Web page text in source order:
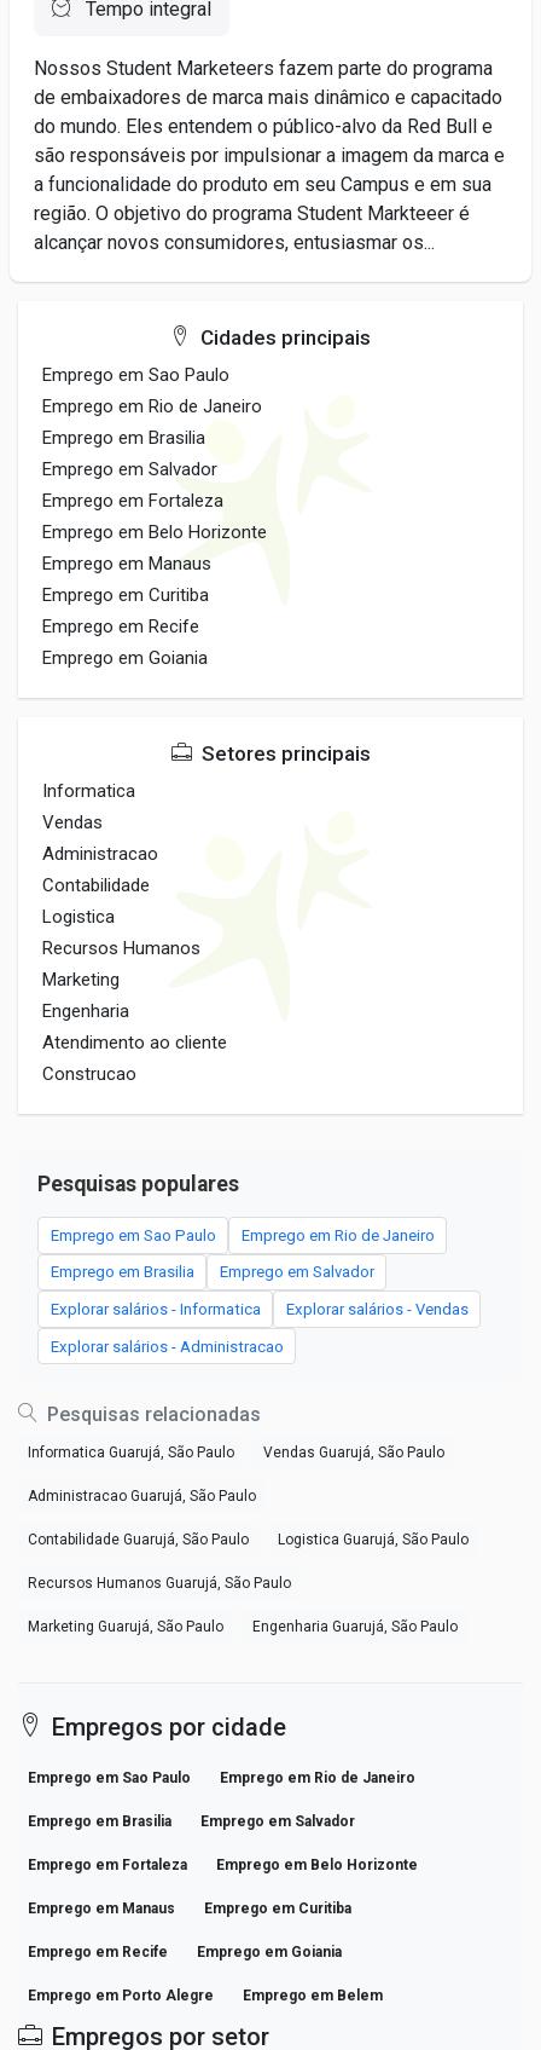
Tempo integral
Nossos Student Marketeers fazem parte do programa
de embaixadores de marca mais dinâmico e capacitado
do mundo. Eles entendem o público-alvo da Red Bull e
são responsáveis por impulsionar a imagem da marca e
a funcionalidade do produto em seu Campus e em sua
região. O objetivo do programa Student Markteeer é
alcançar novos consumidores, entusiasmar os...
Cidades principais
Emprego em Sao Paulo
Emprego em Rio de Janeiro
Emprego em Brasilia
Emprego em Salvador
Emprego em Fortaleza
Emprego em Belo Horizonte
Emprego em Manaus
Emprego em Curitiba
Emprego em Recife
Emprego em Goiania
Setores principais
Informatica
Vendas
Administracao
Contabilidade
Logistica
Recursos Humanos
Marketing
Engenharia
Atendimento ao cliente
Construcao
Pesquisas populares
Emprego em Sao Paulo Emprego em Rio de Janeiro
Emprego em Brasilia Emprego em Salvador
Explorar salários - Informatica Explorar salários - Vendas
Explorar salários - Administracao
Pesquisas relacionadas
Informatica Guarujá, São Paulo Vendas Guarujá, São Paulo
Administracao Guarujá, São Paulo
Contabilidade Guarujá, São Paulo Logistica Guarujá, São Paulo
Recursos Humanos Guarujá, São Paulo
Marketing Guarujá, São Paulo Engenharia Guarujá, São Paulo
Empregos por cidade
Emprego em Sao Paulo Emprego em Rio de Janeiro
Emprego em Brasilia Emprego em Salvador
Emprego em Fortaleza Emprego em Belo Horizonte
Emprego em Manaus Emprego em Curitiba
Emprego em Recife Emprego em Goiania
Emprego em Porto Alegre Emprego em Belem
Empregos por setor